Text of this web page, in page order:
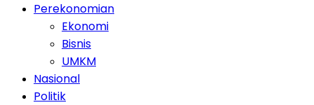
Perekonomian
Ekonomi
Bisnis
UMKM
Nasional
Politik